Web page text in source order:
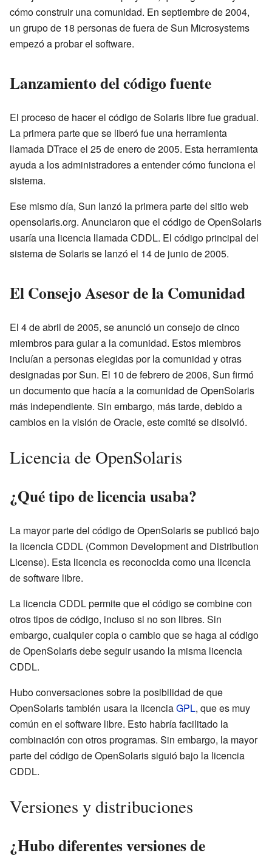
cómo construir una comunidad. En septiembre de 2004,
un grupo de 18 personas de fuera de Sun Microsystems
empezó a probar el software.
Lanzamiento del código fuente
El proceso de hacer el código de Solaris libre fue gradual.
La primera parte que se liberó fue una herramienta
llamada DTrace el 25 de enero de 2005. Esta herramienta
ayuda a los administradores a entender cómo funciona el
sistema.
Ese mismo día, Sun lanzó la primera parte del sitio web
opensolaris.org. Anunciaron que el código de OpenSolaris
usaría una licencia llamada CDDL. El código principal del
sistema de Solaris se lanzó el 14 de junio de 2005.
El Consejo Asesor de la Comunidad
El 4 de abril de 2005, se anunció un consejo de cinco
miembros para guiar a la comunidad. Estos miembros
incluían a personas elegidas por la comunidad y otras
designadas por Sun. El 10 de febrero de 2006, Sun firmó
un documento que hacía a la comunidad de OpenSolaris
más independiente. Sin embargo, más tarde, debido a
cambios en la visión de Oracle, este comité se disolvió.
Licencia de OpenSolaris
¿Qué tipo de licencia usaba?
La mayor parte del código de OpenSolaris se publicó bajo
la licencia CDDL (Common Development and Distribution
License). Esta licencia es reconocida como una licencia
de software libre.
La licencia CDDL permite que el código se combine con
otros tipos de código, incluso si no son libres. Sin
embargo, cualquier copia o cambio que se haga al código
de OpenSolaris debe seguir usando la misma licencia
CDDL.
Hubo conversaciones sobre la posibilidad de que
OpenSolaris también usara la licenciaGPL, que es muy
común en el software libre. Esto habría facilitado la
combinación con otros programas. Sin embargo, la mayor
parte del código de OpenSolaris siguió bajo la licencia
CDDL.
Versiones y distribuciones
¿Hubo diferentes versiones de